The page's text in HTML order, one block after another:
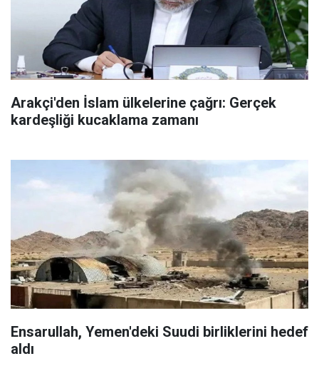
Arakçi'den İslam ülkelerine çağrı: Gerçek
kardeşliği kucaklama zamanı
Ensarullah, Yemen'deki Suudi birliklerini hedef
aldı